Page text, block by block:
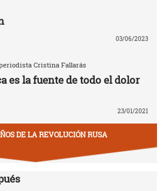
03/06/2023
Cristina Fallarás
es la fuente de todo el dolor
23/01/2021
DE LA REVOLUCIÓN RUSA